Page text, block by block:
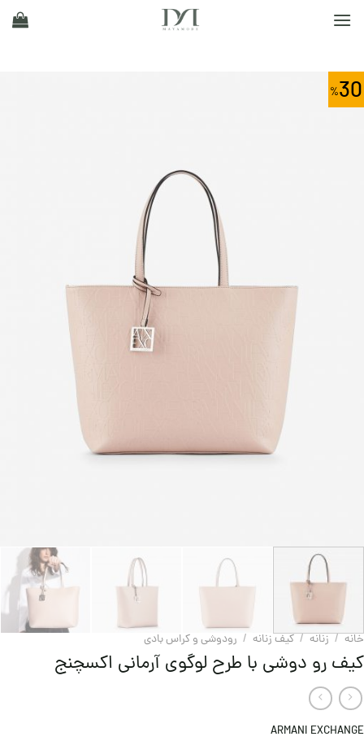
30
خانه / زنانه / کیف زنانه / رودوشی و کراس بادی
کیف رو دوشی با طرح لوگوی آرمانی اکسچنج
ARMANI EXCHANGE